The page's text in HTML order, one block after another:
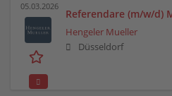
05.03.2026
Referendare (m/w/d)
Hengeler Mueller
Düsseldorf